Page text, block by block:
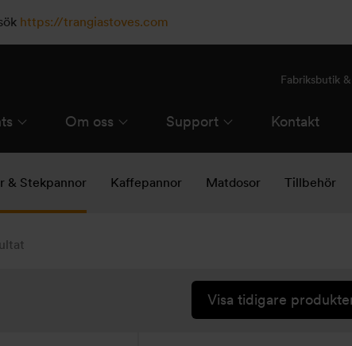
https://trangiastoves.com
Om oss Support Kontakt
Fabriksbutik
& Stekpannor Kaffepannor Matdosor Tillbehör
Visa tidigare